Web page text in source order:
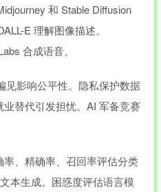
和 Stable Diffusion
E 理解图像描述。
合成语音。
见影响公平性。隐私保护数据
替代引发担忧。AI 军备竞赛
、精确率、召回率评估分类
本生成。困惑度评估语言模